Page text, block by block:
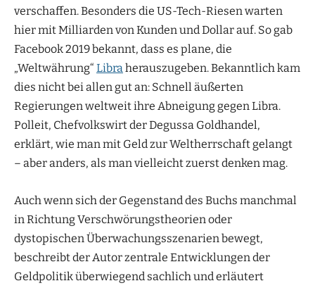
verschaffen. Besonders die US-Tech-Riesen warten
hier mit Milliarden von Kunden und Dollar auf. So gab
Facebook 2019 bekannt, dass es plane, die
„Weltwährung“ Libraherauszugeben. Bekanntlich kam
dies nicht bei allen gut an: Schnell äußerten
Regierungen weltweit ihre Abneigung gegen Libra.
Polleit, Chefvolkswirt der Degussa Goldhandel,
erklärt, wie man mit Geld zur Weltherrschaft gelangt
– aber anders, als man vielleicht zuerst denken mag.
Auch wenn sich der Gegenstand des Buchs manchmal
in Richtung Verschwörungstheorien oder
dystopischen Überwachungsszenarien bewegt,
beschreibt der Autor zentrale Entwicklungen der
Geldpolitik überwiegend sachlich und erläutert